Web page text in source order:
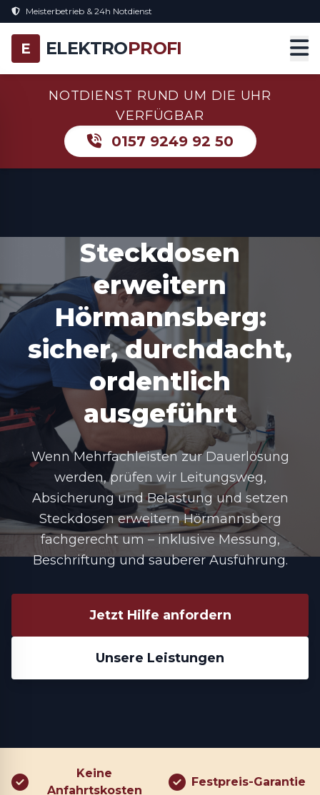
Meisterbetrieb & 24h Notdienst
E ELEKTROPROFI
NOTDIENST RUND UM DIE UHR
VERFÜGBAR
0157 9249 92 50
Steckdosen
erweitern
Hörmannsberg:
sicher, durchdacht,
ordentlich
ausgeführt
Wenn Mehrfachleisten zur Dauerlösung
werden, prüfen wir Leitungsweg,
Absicherung und Belastung und setzen
Steckdosen erweitern Hörmannsberg
fachgerecht um – inklusive Messung,
Beschriftung und sauberer Ausführung.
Jetzt Hilfe anfordern
Unsere Leistungen
Keine
Anfahrtskosten
Festpreis-Garantie